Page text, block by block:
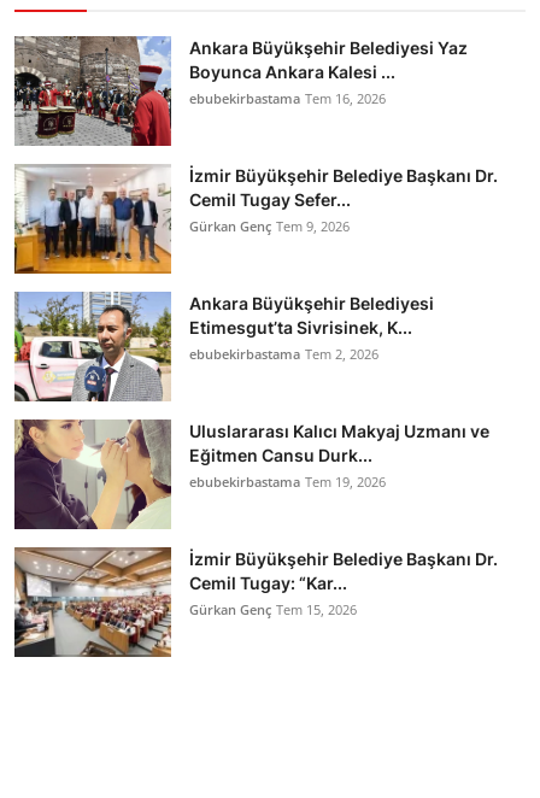
Ankara Büyükşehir Belediyesi Yaz
Boyunca Ankara Kalesi ...
ebubekirbastama Tem 16, 2026
İzmir Büyükşehir Belediye Başkanı Dr.
Cemil Tugay Sefer...
Gürkan Genç Tem 9, 2026
Ankara Büyükşehir Belediyesi
Etimesgut’ta Sivrisinek, K...
ebubekirbastama Tem 2, 2026
Uluslararası Kalıcı Makyaj Uzmanı ve
Eğitmen Cansu Durk...
ebubekirbastama Tem 19, 2026
İzmir Büyükşehir Belediye Başkanı Dr.
Cemil Tugay: “Kar...
Gürkan Genç Tem 15, 2026